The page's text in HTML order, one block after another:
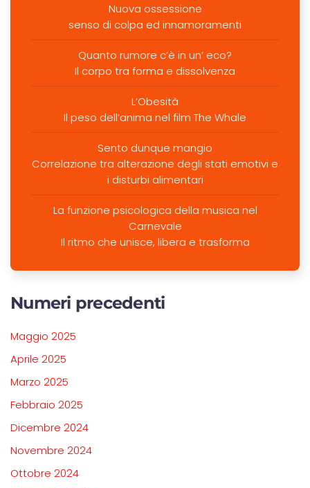
Nuova ossessione
senso di colpa ed innamoramenti
Quanto rumore c’è in un’ eco?
Il corpo tra forma e dissolvenza
L’Obesità
Il peso dell’anima nel film The Whale
Sento dunque mangio
Correlazione tra alterazione degli stati emotivi e
i disturbi alimentari
La funzione psicologica della musica nel
Carnevale
Il ritmo che unisce, libera e trasforma
Numeri precedenti
Maggio 2025
Aprile 2025
Marzo 2025
Febbraio 2025
Dicembre 2024
Novembre 2024
Ottobre 2024